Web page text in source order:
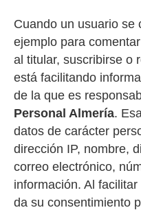
Cuando un usuario se
ejemplo para
al titular, suscribirse o
está facilitando
de la que es
Personal Almería.
datos de carácter
dirección IP, nombre,
correo electrónico,
información. Al
da su consentimiento